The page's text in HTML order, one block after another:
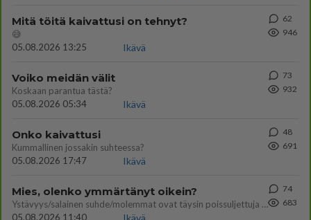
Mitä töitä kaivattusi on tehnyt?
😅
05.08.2026 13:25
Ikävä
62
946
Voiko meidän välit
Koskaan parantua tästä?
05.08.2026 05:34
Ikävä
73
932
Onko kaivattusi
Kummallinen jossakin suhteessa?
05.08.2026 17:47
Ikävä
48
691
Mies, olenko ymmärtänyt oikein?
Ystävyys/salainen suhde/molemmat ovat täysin poissuljettuja asioita? Nainen
05.08.2026 11:40
Ikävä
74
683